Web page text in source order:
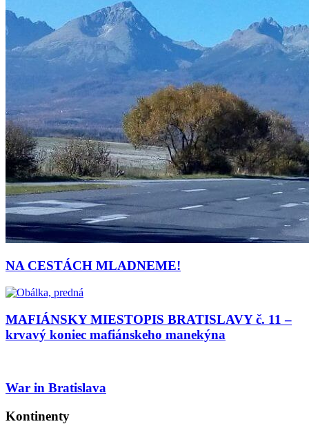
NA CESTÁCH MLADNEME!
MAFIÁNSKY MIESTOPIS BRATISLAVY č. 11 –
krvavý koniec mafiánskeho manekýna
War in Bratislava
Kontinenty